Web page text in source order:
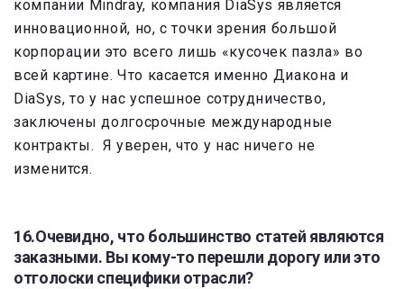
компании Mindray, компания DiaSys является
инновационной, но, с точки зрения большой
корпорации это всего лишь «кусочек пазла» во
всей картине. Что касается именно Диакона и
DiaSys, то у нас успешное сотрудничество,
заключены долгосрочные международные
контракты. Я уверен, что у нас ничего не
изменится.
16.Очевидно, что большинство статей являются
заказными. Вы кому-то перешли дорогу или это
отголоски специфики отрасли?